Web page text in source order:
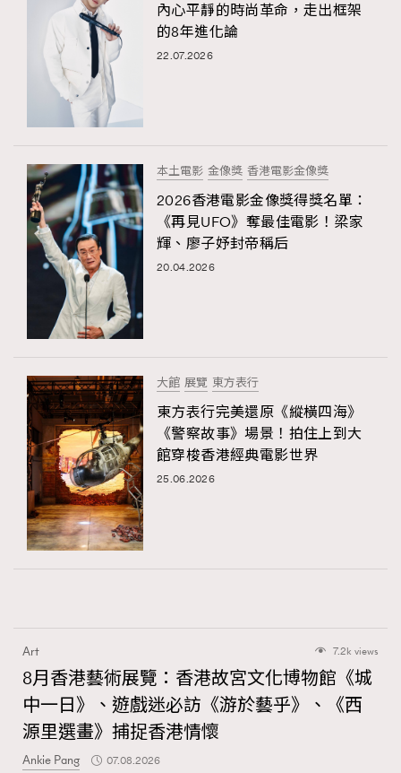
內心平靜的時尚革命，走出框架
的8年進化論
22.07.2026
本土電影 金像獎 香港電影金像獎
2026香港電影金像獎得獎名單：
《再見UFO》奪最佳電影！梁家
輝、廖子妤封帝稱后
20.04.2026
大館 展覽 東方表行
東方表行完美還原《縱橫四海》
《警察故事》場景！拍住上到大
館穿梭香港經典電影世界
25.06.2026
Art 7.2k views
8月香港藝術展覽：香港故宮文化博物館《城
中一日》、遊戲迷必訪《游於藝乎》、《西
源里選畫》捕捉香港情懷
Ankie Pang 07.08.2026